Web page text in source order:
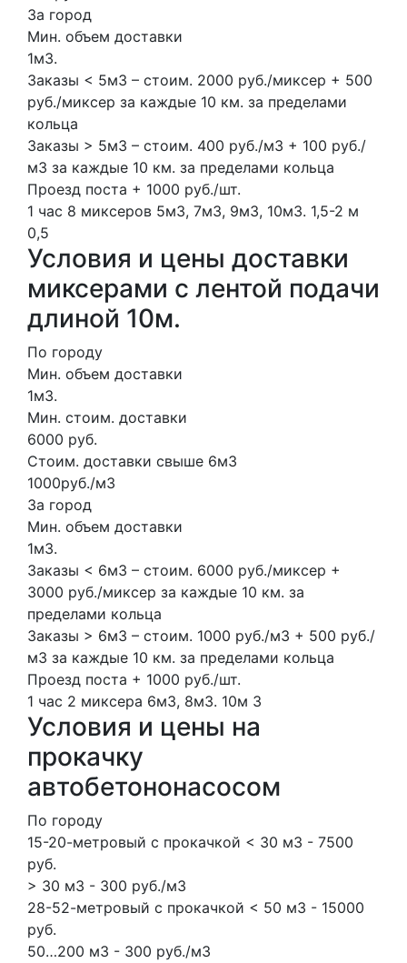
За город
Мин. объем доставки
1м3.
Заказы < 5м3 – стоим. 2000 руб./миксер + 500
руб./миксер за каждые 10 км. за пределами
кольца
Заказы > 5м3 – стоим. 400 руб./м3 + 100 руб./
м3 за каждые 10 км. за пределами кольца
Проезд поста + 1000 руб./шт.
1 час 8 миксеров 5м3, 7м3, 9м3, 10м3. 1,5-2 м
0,5
Условия и цены доставки
миксерами с лентой подачи
длиной 10м.
По городу
Мин. объем доставки
1м3.
Мин. стоим. доставки
6000 руб.
Стоим. доставки свыше 6м3
1000руб./м3
За город
Мин. объем доставки
1м3.
Заказы < 6м3 – стоим. 6000 руб./миксер +
3000 руб./миксер за каждые 10 км. за
пределами кольца
Заказы > 6м3 – стоим. 1000 руб./м3 + 500 руб./
м3 за каждые 10 км. за пределами кольца
Проезд поста + 1000 руб./шт.
1 час 2 миксера 6м3, 8м3. 10м 3
Условия и цены на
прокачку
автобетононасосом
По городу
15-20-метровый с прокачкой < 30 м3 - 7500
руб.
> 30 м3 - 300 руб./м3
28-52-метровый с прокачкой < 50 м3 - 15000
руб.
50…200 м3 - 300 руб./м3